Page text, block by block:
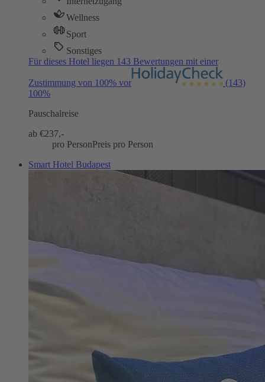
Wellness
Sport
Sonstiges
Für dieses Hotel liegen 143 Bewertungen mit einer
Zustimmung von 100% vor
(143)
100%
Pauschalreise
ab €237,-
pro PersonPreis pro Person
Smart Hotel Budapest